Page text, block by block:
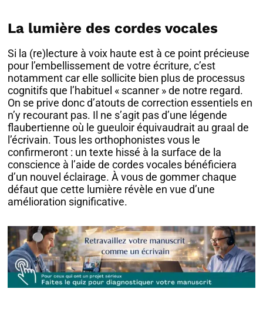
La lumière des cordes vocales
Si la (re)lecture à voix haute est à ce point précieuse
pour l’embellissement de votre écriture, c’est
notamment car elle sollicite bien plus de processus
cognitifs que l’habituel « scanner » de notre regard.
On se prive donc d’atouts de correction essentiels en
n’y recourant pas. Il ne s’agit pas d’une légende
flaubertienne où le gueuloir équivaudrait au graal de
l’écrivain. Tous les orthophonistes vous le
confirmeront : un texte hissé à la surface de la
conscience à l’aide de cordes vocales bénéficiera
d’un nouvel éclairage. À vous de gommer chaque
défaut que cette lumière révèle en vue d’une
amélioration significative.